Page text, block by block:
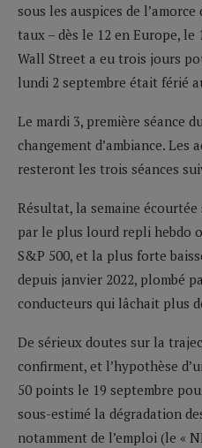
sous les auspices de
taux – dès le 12 en Europe, le
Wall Street a eu trois jours
lundi 2 septembre était férié
Le mardi 3, première séance
changement d’ambiance. Les
resteront les trois séances
Résultat, la semaine écourtée
par le plus lourd repli hebdo
S&P 500, et la plus forte
depuis janvier 2022, plombé
conducteurs qui lâchait plus
De sérieux doutes sur la
confirment, et l’hypothèse
50 points le 19 septembre
sous-estimé la dégradation
notamment de l’emploi (le «